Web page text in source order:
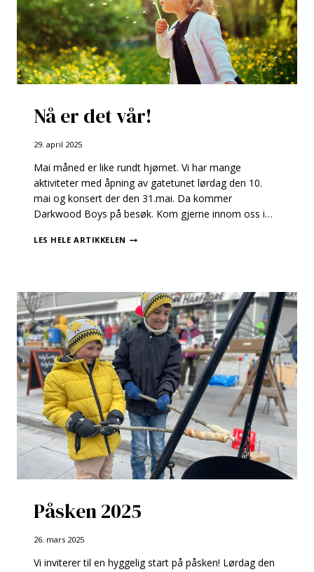
Nå er det vår!
29. april 2025
Mai måned er like rundt hjørnet. Vi har mange
aktiviteter med åpning av gatetunet lørdag den 10.
mai og konsert der den 31.mai. Da kommer
Darkwood Boys på besøk. Kom gjerne innom oss i…
LES HELE ARTIKKELEN NÅ
Påsken 2025
26. mars 2025
Vi inviterer til en hyggelig start på påsken! Lørdag den